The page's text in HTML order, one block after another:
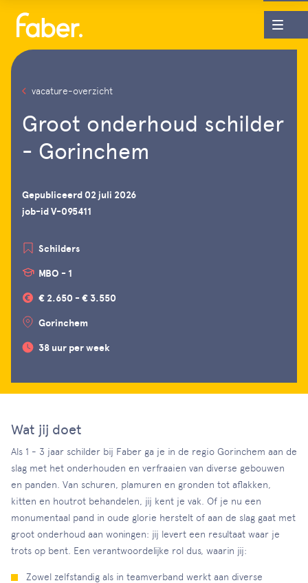
vacature-overzicht
Groot onderhoud schilder
- Gorinchem
Gepubliceerd 02 juli 2026
job-id V-095411
Schilders
MBO - 1
€ 2.650 - € 3.550
Gorinchem
38 uur per week
Wat jij doet
Als 1 - 3 jaar schilder bij Faber ga je in de regio Gorinchem aan de
slag met het onderhouden en verfraaien van diverse gebouwen
en panden. Van schuren, plamuren en gronden tot aflakken,
kitten en houtrot behandelen, jij kent je vak. Of je nu een
monumentaal pand in oude glorie herstelt of aan de slag gaat met
groot onderhoud aan woningen: jij levert een resultaat waar je
trots op bent. Een verantwoordelijke rol dus, waarin jij:
Zowel zelfstandig als in teamverband werkt aan diverse